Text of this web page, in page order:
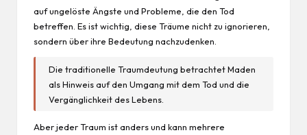
auf ungelöste Ängste und Probleme, die den Tod
betreffen. Es ist wichtig, diese Träume nicht zu ignorieren,
sondern über ihre Bedeutung nachzudenken.
Die traditionelle Traumdeutung betrachtet Maden
als Hinweis auf denUmgang mit dem Tod und die
Vergänglichkeit des Lebens.
Aber jeder Traum ist anders und kann mehrere